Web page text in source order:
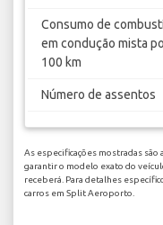
Consumo de
em condução mista
100 km
Número de assentos
As especificações mostradas
garantir o modelo exato do
receberá. Para detalhes
carros em Split Aeroporto.